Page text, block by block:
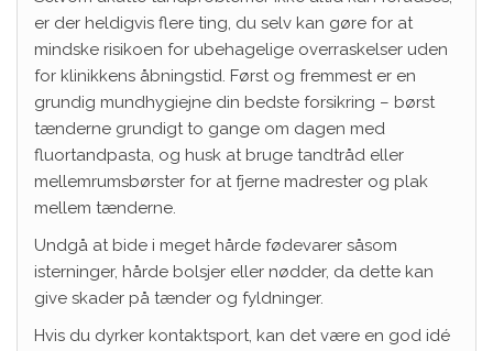
er der heldigvis flere ting, du selv kan gøre for at
mindske risikoen for ubehagelige overraskelser uden
for klinikkens åbningstid. Først og fremmest er en
grundig mundhygiejne din bedste forsikring – børst
tænderne grundigt to gange om dagen med
fluortandpasta, og husk at bruge tandtråd eller
mellemrumsbørster for at fjerne madrester og plak
mellem tænderne.
Undgå at bide i meget hårde fødevarer såsom
isterninger, hårde bolsjer eller nødder, da dette kan
give skader på tænder og fyldninger.
Hvis du dyrker kontaktsport, kan det være en god idé